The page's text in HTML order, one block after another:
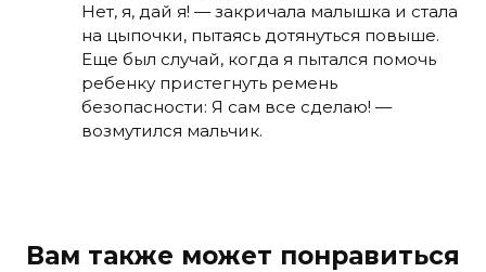
Нет, я, дай я! — закричала малышка и стала
на цыпочки, пытаясь дотянуться повыше.
Еще был случай, когда я пытался помочь
ребенку пристегнуть ремень
безопасности: Я сам все сделаю! —
возмутился мальчик.
Вам также может понравиться